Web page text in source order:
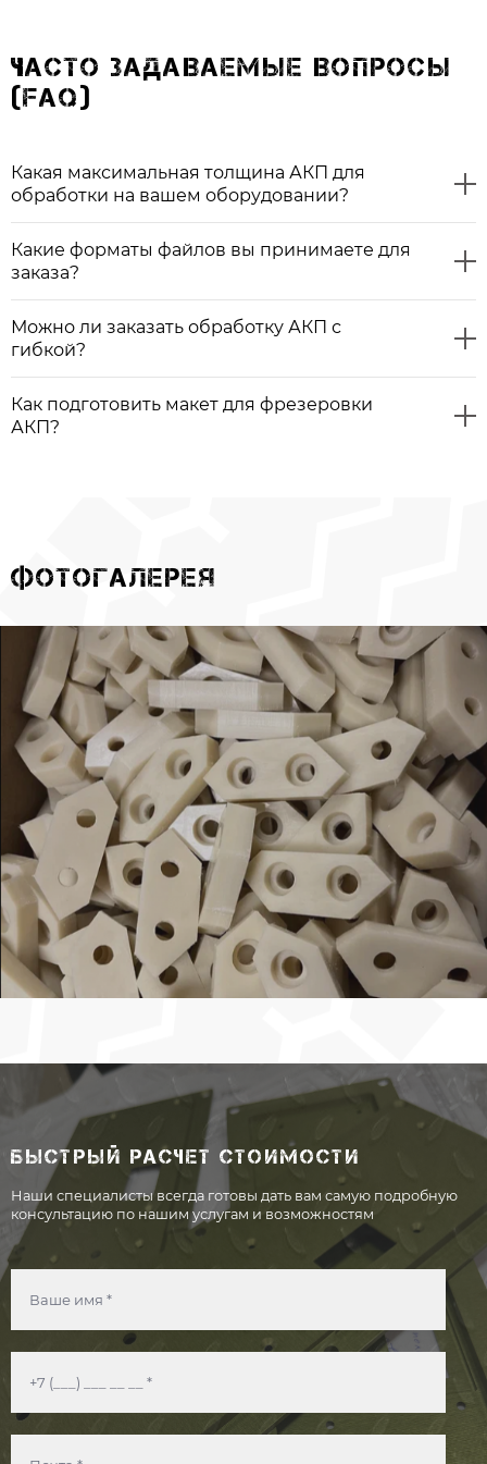
ЧАСТО ЗАДАВАЕМЫЕ ВОПРОСЫ
(FAQ)
Какая максимальная толщина АКП для
обработки на вашем оборудовании?
Какие форматы файлов вы принимаете для
заказа?
Можно ли заказать обработку АКП с
гибкой?
Как подготовить макет для фрезеровки
АКП?
ФОТОГАЛЕРЕЯ
БЫСТРЫЙ РАСЧЕТ СТОИМОСТИ
Наши специалисты всегда готовы дать вам самую подробную
консультацию по нашим услугам и возможностям